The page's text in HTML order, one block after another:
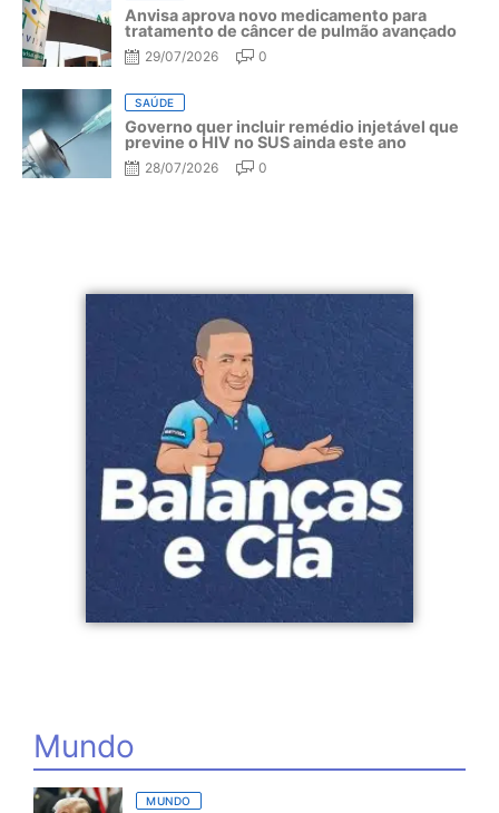
Anvisa aprova novo medicamento para
tratamento de câncer de pulmão avançado
29/07/2026 0
SAÚDE
Governo quer incluir remédio injetável que
previne o HIV no SUS ainda este ano
28/07/2026 0
Mundo
MUNDO